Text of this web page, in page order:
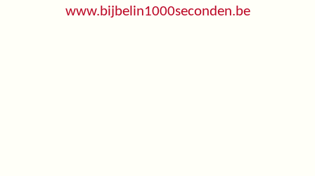
www.bijbelin1000seconden.be